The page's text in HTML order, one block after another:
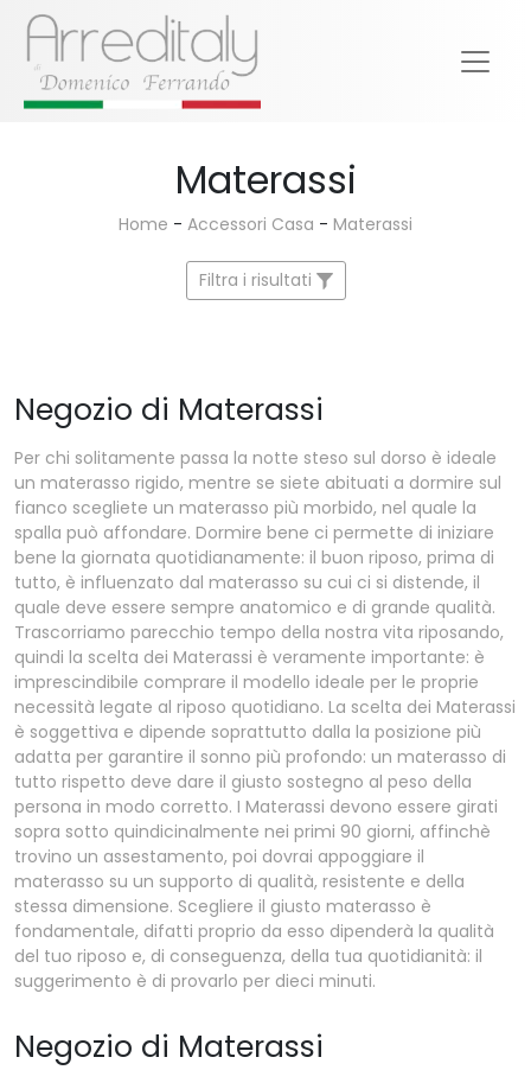
Materassi
Home - Accessori Casa - Materassi
Filtra i risultati
Negozio di Materassi
Per chi solitamente passa la notte steso sul dorso è ideale
un materasso rigido, mentre se siete abituati a dormire sul
fianco scegliete un materasso più morbido, nel quale la
spalla può affondare. Dormire bene ci permette di iniziare
bene la giornata quotidianamente: il buon riposo, prima di
tutto, è influenzato dal materasso su cui ci si distende, il
quale deve essere sempre anatomico e di grande qualità.
Trascorriamo parecchio tempo della nostra vita riposando,
quindi la scelta dei Materassi è veramente importante: è
imprescindibile comprare il modello ideale per le proprie
necessità legate al riposo quotidiano. La scelta dei Materassi
è soggettiva e dipende soprattutto dalla la posizione più
adatta per garantire il sonno più profondo: un materasso di
tutto rispetto deve dare il giusto sostegno al peso della
persona in modo corretto. I Materassi devono essere girati
sopra sotto quindicinalmente nei primi 90 giorni, affinchè
trovino un assestamento, poi dovrai appoggiare il
materasso su un supporto di qualità, resistente e della
stessa dimensione. Scegliere il giusto materasso è
fondamentale, difatti proprio da esso dipenderà la qualità
del tuo riposo e, di conseguenza, della tua quotidianità: il
suggerimento è di provarlo per dieci minuti.
Negozio di Materassi